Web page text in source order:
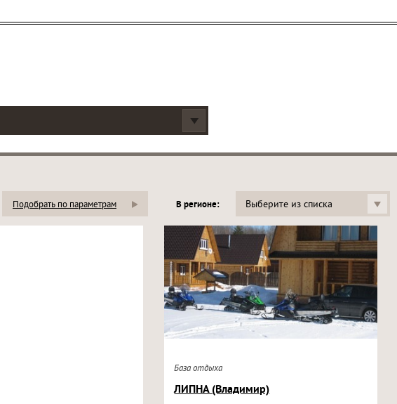
Подобрать по параметрам В регионе: Выберите из списка
База отдыха
ЛИПНА (Владимир)